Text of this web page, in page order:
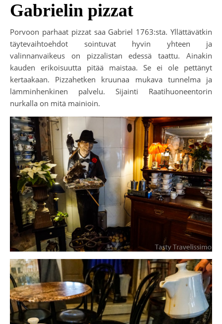
Gabrielin pizzat
Porvoon parhaat pizzat saa Gabriel 1763:sta. Yllättävätkin
täytevaihtoehdot sointuvat hyvin yhteen ja
valinnanvaikeus on pizzalistan edessä taattu. Ainakin
kauden erikoisuutta pitää maistaa. Se ei ole pettänyt
kertaakaan. Pizzahetken kruunaa mukava tunnelma ja
lämminhenkinen palvelu. Sijainti Raatihuoneentorin
nurkalla on mitä mainioin.